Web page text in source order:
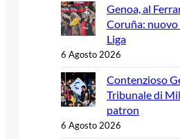
Genoa, al
Coruña:
Liga
6 Agosto 2026
Contenzioso
Tribunale di
patron
6 Agosto 2026